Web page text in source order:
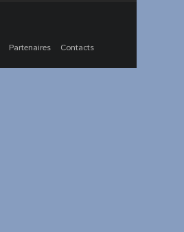
Partenaires Contacts